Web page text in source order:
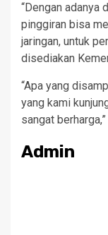
“Dengan
pinggiran bisa
jaringan, untuk
disediakan
“Apa yang
yang kami
sangat
Admin